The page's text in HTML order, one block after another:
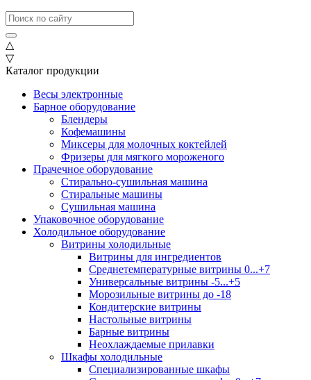
△
▽
Каталог продукции
Весы электронные
Барное оборудование
Блендеры
Кофемашины
Миксеры для молочных коктейлей
Фризеры для мягкого мороженого
Прачечное оборудование
Стирально-сушильная машина
Стиральные машины
Сушильная машина
Упаковочное оборудование
Холодильное оборудование
Витрины холодильные
Витрины для ингредиентов
Среднетемпературные витрины 0...+7
Универсальные витрины -5...+5
Морозильные витрины до -18
Кондитерские витрины
Настольные витрины
Барные витрины
Неохлаждаемые прилавки
Шкафы холодильные
Cпециализированные шкафы